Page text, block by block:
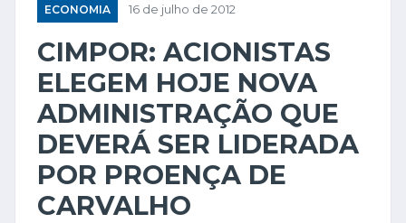
ECONOMIA 16 de julho de 2012
CIMPOR: ACIONISTAS
ELEGEM HOJE NOVA
ADMINISTRAÇÃO QUE
DEVERÁ SER LIDERADA
POR PROENÇA DE
CARVALHO